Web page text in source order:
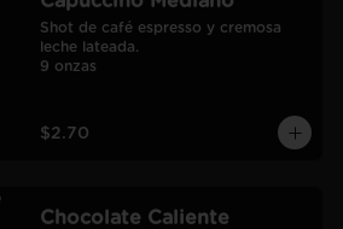
Shot de café espresso y cremosa
leche lateada.
9 onzas
$2.70
Chocolate Caliente